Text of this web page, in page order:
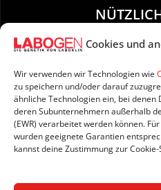
Cookies und
Wir verwenden wir Technologien wie
zu speichern und/oder darauf
ähnliche Technologien ein, bei
deren Subunternehmern außerhalb
(EWR) verarbeitet werden können.
wurden geeignete Garantien
kannst deine Zustimmung zur
01. Anleitung zur
02. Versand
03.
04.
05.
06.